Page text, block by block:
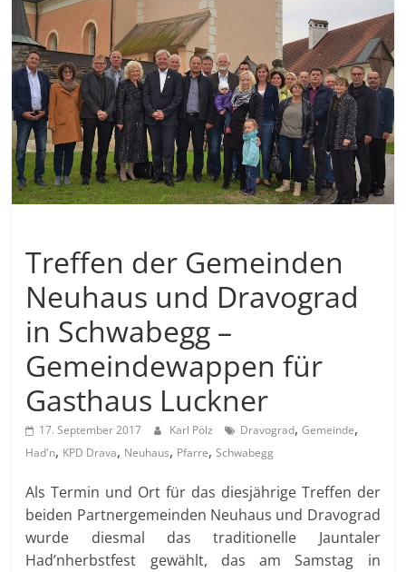
Treffen der Gemeinden
Neuhaus und Dravograd
in Schwabegg –
Gemeindewappen für
Gasthaus Luckner
17. September 2017 Karl Pölz Dravograd,Gemeinde,
Had'n, KPD Drava, Neuhaus, Pfarre,Schwabegg
Als Termin und Ort für das diesjährige Treffen der
beiden Partnergemeinden Neuhaus und Dravograd
wurde diesmal das traditionelle Jauntaler
Had’nherbstfest gewählt, das am Samstag in